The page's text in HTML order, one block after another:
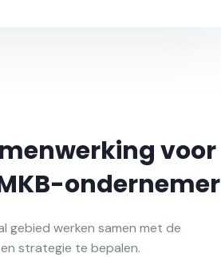
voor
ondernemer
gebied werken samen met de
strategie te bepalen.